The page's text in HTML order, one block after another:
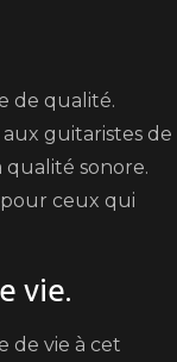
de qualité.
guitaristes de
qualité sonore.
ceux qui
vie.
de vie à cet